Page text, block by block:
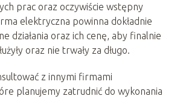
prac oraz oczywiście wstępny
elektryczna powinna dokładnie
działania oraz ich cenę, aby finalnie
oraz nie trwały za długo.
z innymi firmami
planujemy zatrudnić do wykonania